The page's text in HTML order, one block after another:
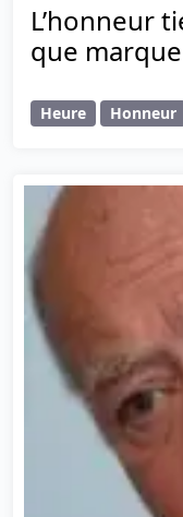
L’honneur
que
Heure Honneur